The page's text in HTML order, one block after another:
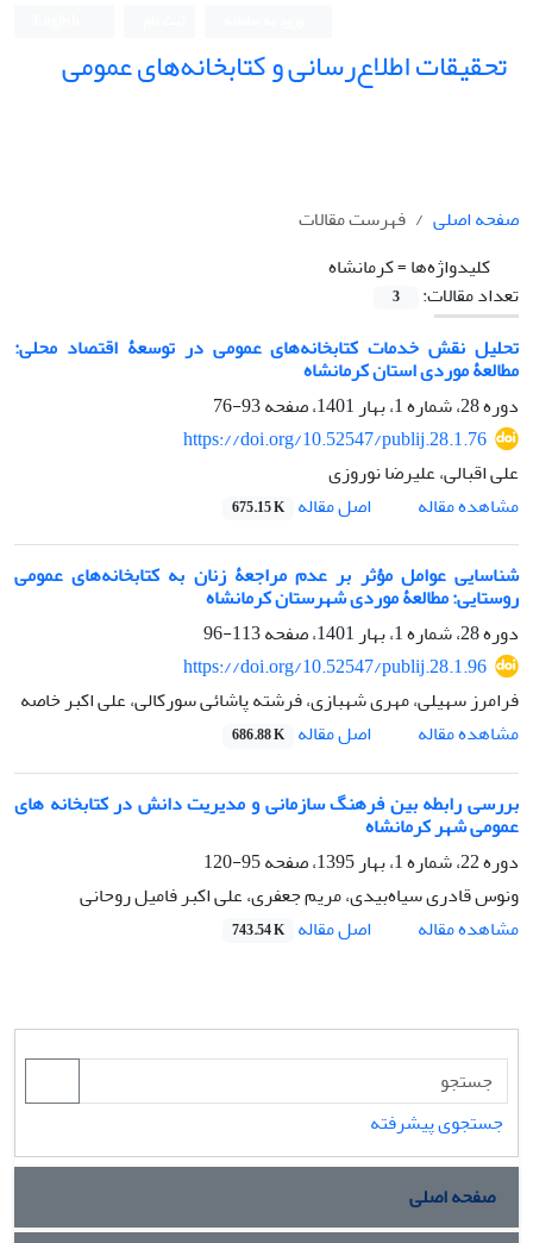
تحقیقات اطلاع‌رسانی و کتابخانه‌های عمومی
صفحه اصلی
فهرست مقالات
کلیدواژه‌ها =کرمانشاه
تعداد مقالات:
3
تحلیل نقش خدمات کتابخانه‌های عمومی در توسعۀ اقتصاد محلی:
مطالعۀ موردی استان کرمانشاه
دوره 28، شماره 1، بهار 1401، صفحه
93-76
https://doi.org/10.52547/publij.28.1.76
علی اقبالی، علیرضا نوروزی
مشاهده مقاله
اصل مقاله 675.15 K
شناسایی عوامل مؤثر بر عدم مراجعۀ زنان به کتابخانه‌های عمومی
روستایی: مطالعۀ موردی شهرستان کرمانشاه
دوره 28، شماره 1، بهار 1401، صفحه
113-96
https://doi.org/10.52547/publij.28.1.96
فرامرز سهیلی، مهری شهبازی، فرشته پاشائى سورکالى، علی اکبر خاصه
مشاهده مقاله
اصل مقاله 686.88 K
بررسی رابطه بین فرهنگ سازمانی و مدیریت دانش در کتابخانه های
عمومی شهر کرمانشاه
دوره 22، شماره 1، بهار 1395، صفحه
95-120
ونوس قادری سیاه‌بیدی، مریم جعفری، علی اکبر فامیل روحانی
مشاهده مقاله
اصل مقاله 743.54 K
جستجوی پیشرفته
صفحه اصلی